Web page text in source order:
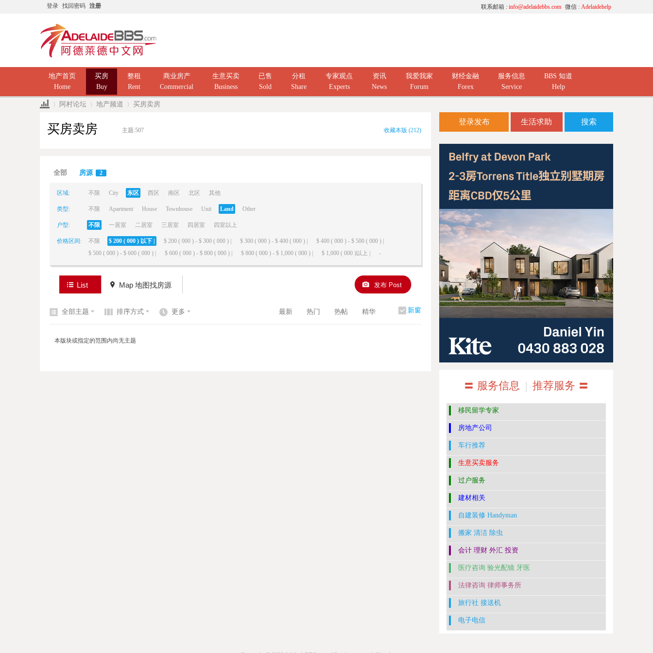
登录 找回密码 注册 微信 : Adelaidehelp
联系邮箱 : info@adelaidebbs.com
地产首页
Home
买房
Buy
整租
Rent
商业房产
Commercial
生意买卖
Business
已售
Sold
分租
Share
专家观点
Experts
资讯
News
我爱我家
Forum
财经金融
Forex
服务信息
Service
BBS 知道
Help
阿村论坛 地产频道 买房卖房
买房卖房 主题:507 收藏本版 (212)
全部 房源 2
区域: 不限 City 东区 西区 南区 北区 其他
类型: 不限 Apartment House Townhouse Unit Land Other
户型: 不限 一居室 二居室 三居室 四居室 四室以上
价格区间: 不限 $ 200 ( 000 ) 以下 | $ 200 ( 000 ) - $ 300 ( 000 ) | $ 300 ( 000 ) - $ 400 ( 000 ) |
$ 400 ( 000 ) - $ 500 ( 000 ) |
$ 500 ( 000 ) - $ 600 ( 000 ) |
$ 600 ( 000 ) - $ 800 ( 000 ) | $ 800 ( 000 ) - $ 1,000 ( 000 ) | $ 1,000 ( 000 )以上 | -
List Map 地图找房源 发布 Post
新窗
全部主题 排序方式 更多 最新 热门 热帖 精华
本版块或指定的范围内尚无主题
登录发布 生活求助 搜索
〓 服务信息 | 推荐服务 〓
移民留学专家
房地产公司
车行推荐
生意买卖服务
过户服务
建材相关
自建装修 Handyman
搬家 清洁 除虫
会计 理财 外汇 投资
医疗咨询 验光配镜 牙医
法律咨询 律师事务所
旅行社 接送机
电子电信